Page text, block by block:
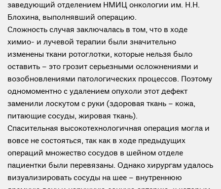
заведующий отделением НМИЦ онкологии им. Н.Н.
Блохина, выполнявший операцию.
Сложность случая заключалась в том, что в ходе
химио- и лучевой терапии были значительно
изменены ткани ротоглотки, которые нельзя было
оставить – это грозит серьезными осложнениями и
возобновлениями патологических процессов. Поэтому
одномоментно с удалением опухоли этот дефект
заменили лоскутом с руки (здоровая ткань – кожа,
питающие сосуды, жировая ткань).
Спасительная высокотехнологичная операция могла и
вовсе не состояться, так как в ходе предыдущих
операций множество сосудов в шейном отделе
пациентки были перевязаны. Однако хирургам удалось
визуализировать сосуды на шее – внутреннюю